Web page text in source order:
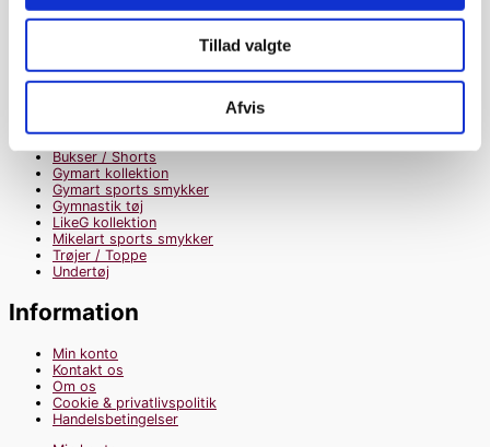
Tillad valgte
Afvis
Bukser / Shorts
Gymart sports smykker
LikeG kollektion
Bukser / Shorts
Gymart kollektion
Gymart sports smykker
Gymnastik tøj
LikeG kollektion
Mikelart sports smykker
Trøjer / Toppe
Undertøj
Information
Min konto
Kontakt os
Om os
Cookie & privatlivspolitik
Handelsbetingelser